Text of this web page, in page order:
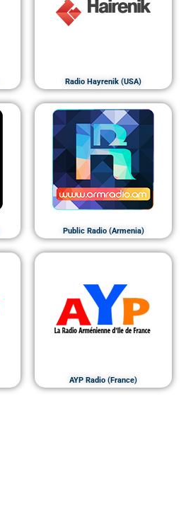
Radio Hayrenik (USA)
Public Radio (Armenia)
AYP Radio (France)